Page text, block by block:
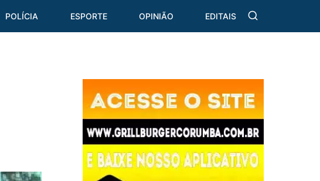
POLÍCIA ESPORTE OPINIÃO EDITAIS